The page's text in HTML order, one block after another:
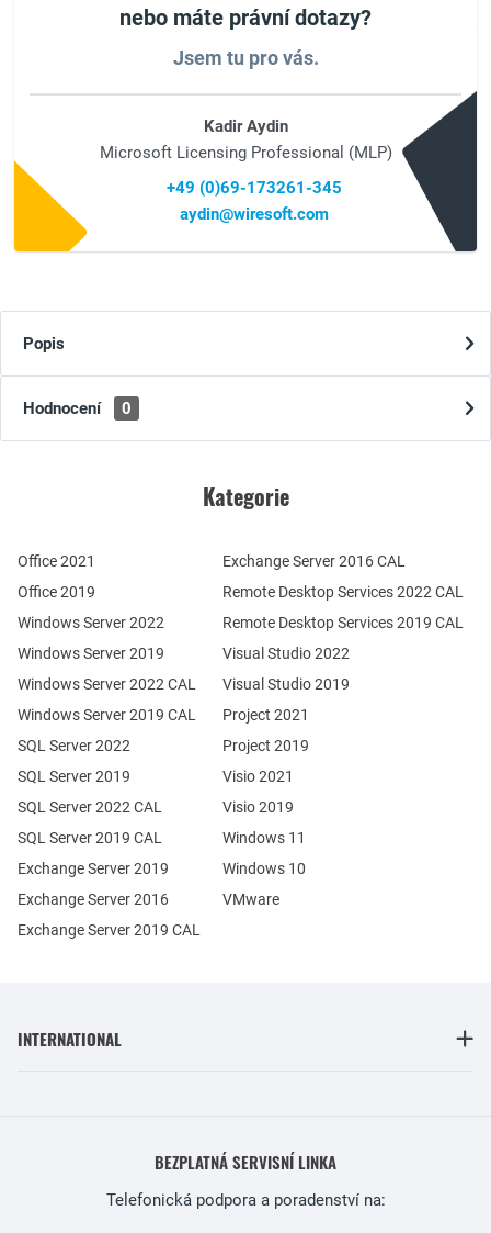
nebo máte právní dotazy?
Jsem tu pro vás.
Kadir Aydin
Microsoft Licensing Professional (MLP)
+49 (0)69-173261-345
aydin@wiresoft.com
Popis
Hodnocení 0
Kategorie
Office 2021
Office 2019
Windows Server 2022
Windows Server 2019
Exchange Server 2019
Exchange Server 2016
SQL Server 2022
SQL Server 2019
Windows Server 2022 CAL
Windows Server 2019 CAL
SQL Server 2022 CAL
SQL Server 2019 CAL
Remote Desktop Services 2022 CAL
Remote Desktop Services 2019 CAL
Exchange Server 2019 CAL
Exchange Server 2016 CAL
Visual Studio 2022
Visual Studio 2019
Project 2021
Project 2019
Visio 2021
Visio 2019
Windows 11
Windows 10
VMware
INTERNATIONAL
BEZPLATNÁ SERVISNÍ LINKA
Telefonická podpora a poradenství na: